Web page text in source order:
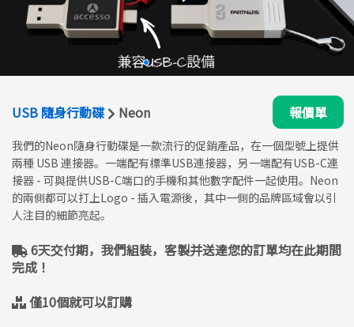
USB 隨身行動碟 Neon 報價單
我們的Neon隨身行動碟是一款流行的促銷產品，在一個型號上提供
兩種 USB 連接器。一端配有標準USB連接器，另一端配有USB-C連
接器 - 可與提供USB-C端口的手機和其他數字配件一起使用。Neon
的兩側都可以打上Logo - 插入電源後，其中一側的品牌區域會以引
人注目的細節亮起。
6天交付期，我們組裝，客製并送達您的訂單均在此期間
完成！
僅10個就可以訂購